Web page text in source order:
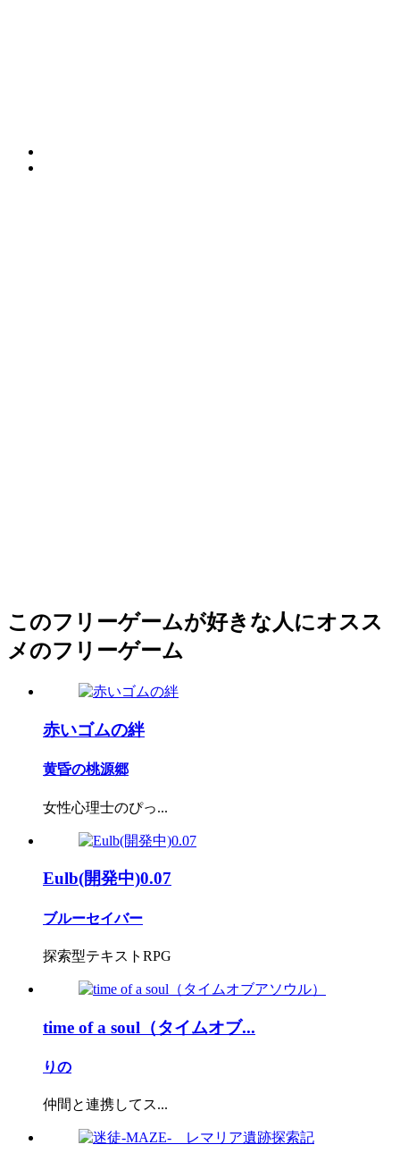
このフリーゲームが好きな人にオスス
メのフリーゲーム
赤いゴムの絆
黄昏の桃源郷
女性心理士のぴっ...
Eulb(開発中)0.07
ブルーセイバー
探索型テキストRPG
time of a soul（タイムオブ...
りの
仲間と連携してス...